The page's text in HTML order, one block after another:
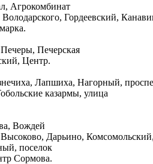
Агрокомбинат
Володарского, Гордеевский,
Печерская
Центр.
Лапшиха, Нагорный,
казармы, улица
Вождей
Дарьино,
поселок
Сормова.